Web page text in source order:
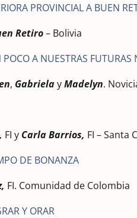
PROVINCIAL A BUEN
Retiro– Bolivia
A NUESTRAS FUTURAS
, Gabriela yMadelyn.
FI y Carla Barrios, FI – Santa
DE BONANZA
FI. Comunidad de Colombia
Y ORAR